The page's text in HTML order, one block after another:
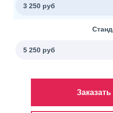
3 250 руб
5 250 руб